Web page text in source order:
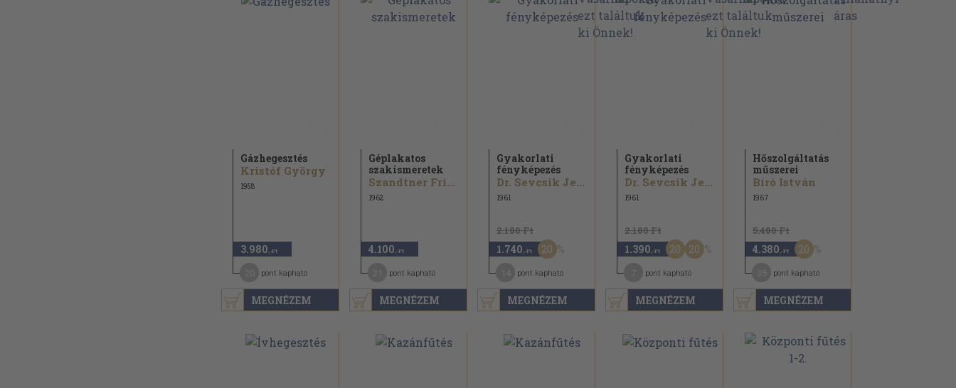
MEGNÉZEM
Gázhegesztés
Kristóf György
1958
3.980 ,-Ft
pont kapható
MEGNÉZEM
Géplakatos
szakismeretek
Szandtner Frigyes
1962
4.100 ,-Ft
pont kapható
MEGNÉZEM
Gyakorlati
fényképezés
Dr. Sevcsik Jenő
1961
2.180 Ft
1.740 ,-Ft 20
pont kapható
MEGNÉZEM
Gyakorlati
fényképezés
Dr. Sevcsik Jenő
1961
2.180 Ft
1.390 ,-Ft 20 20
pont kapható
MEGNÉZEM
Hőszolgáltatás
műszerei
Bíró István
1967
5.480 Ft
4.380 ,-Ft 20
pont kapható